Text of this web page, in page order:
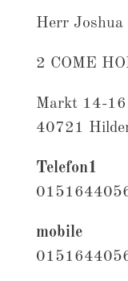
Herr Joshua
2 COME
Markt 14-16
40721
Telefon1
mobile